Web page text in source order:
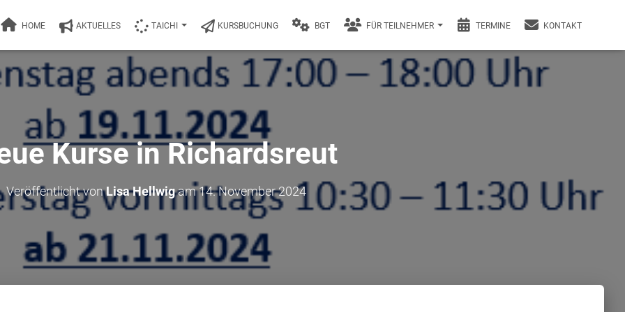
HOME AKTUELLES TAICHI KURSBUCHUNG BGT FÜR TEILNEHMER TERMINE KONTAKT
Kurse in Richardsreut
Veröffentlicht vonLisa Hellwigam14. November 2024